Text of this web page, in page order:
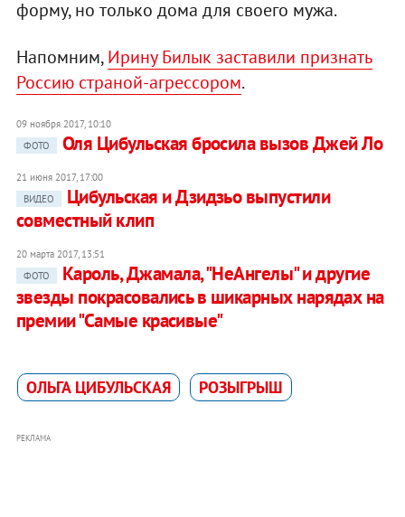
форму, но только дома для своего мужа.
Напомним,Ирину Билык заставили признать
Россию страной-агрессором.
09 ноября 2017, 10:10
ФОТО
Оля Цибульская бросила вызов Джей Ло
21 июня 2017, 17:00
ВИДЕО
Цибульская и Дзидзьо выпустили
совместный клип
20 марта 2017, 13:51
ФОТО
Кароль, Джамала, "НеАнгелы" и другие
звезды покрасовались в шикарных нарядах на
премии "Самые красивые"
ОЛЬГА ЦИБУЛЬСКАЯ РОЗЫГРЫШ
РЕКЛАМА